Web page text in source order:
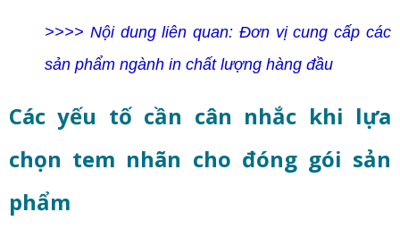
>>>> Nội dung liên quan: Đơn vị cung cấp các
sản phẩm ngành in chất lượng hàng đầu
Các yếu tố cần cân nhắc khi lựa
chọn tem nhãn cho đóng gói sản
phẩm